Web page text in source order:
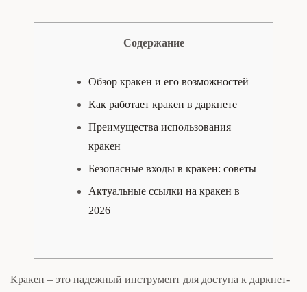
Содержание
Обзор кракен и его возможностей
Как работает кракен в даркнете
Преимущества использования
кракен
Безопасные входы в кракен: советы
Актуальные ссылки на кракен в
2026
Кракен – это надежный инструмент для доступа к даркнет-